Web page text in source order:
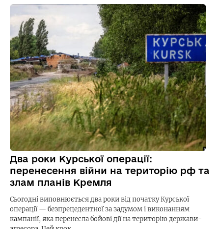
Два роки Курської операції:
перенесення війни на територію рф та
злам планів Кремля
Сьогодні виповнюється два роки від початку Курської
операції — безпрецедентної за задумом і виконанням
кампанії, яка перенесла бойові дії на територію держави-